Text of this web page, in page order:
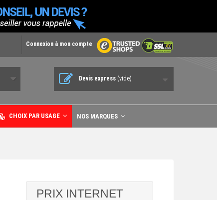
Connexion à mon compte
Devis express (vide)
CHOIX PAR USAGE NOS MARQUES
PRIX INTERNET